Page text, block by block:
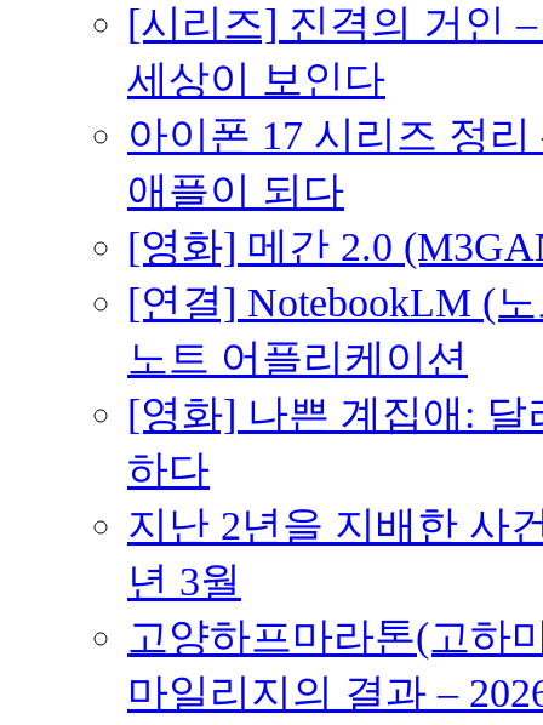
[시리즈] 진격의 거인
세상이 보인다
아이폰 17 시리즈 정
애플이 되다
[영화] 메간 2.0
[연결] NotebookLM (
노트 어플리케이션
[영화] 나쁜 계집애:
하다
지난 2년을 지배한 사
년 3월
고양하프마라톤(고하
마일리지의 결과 –